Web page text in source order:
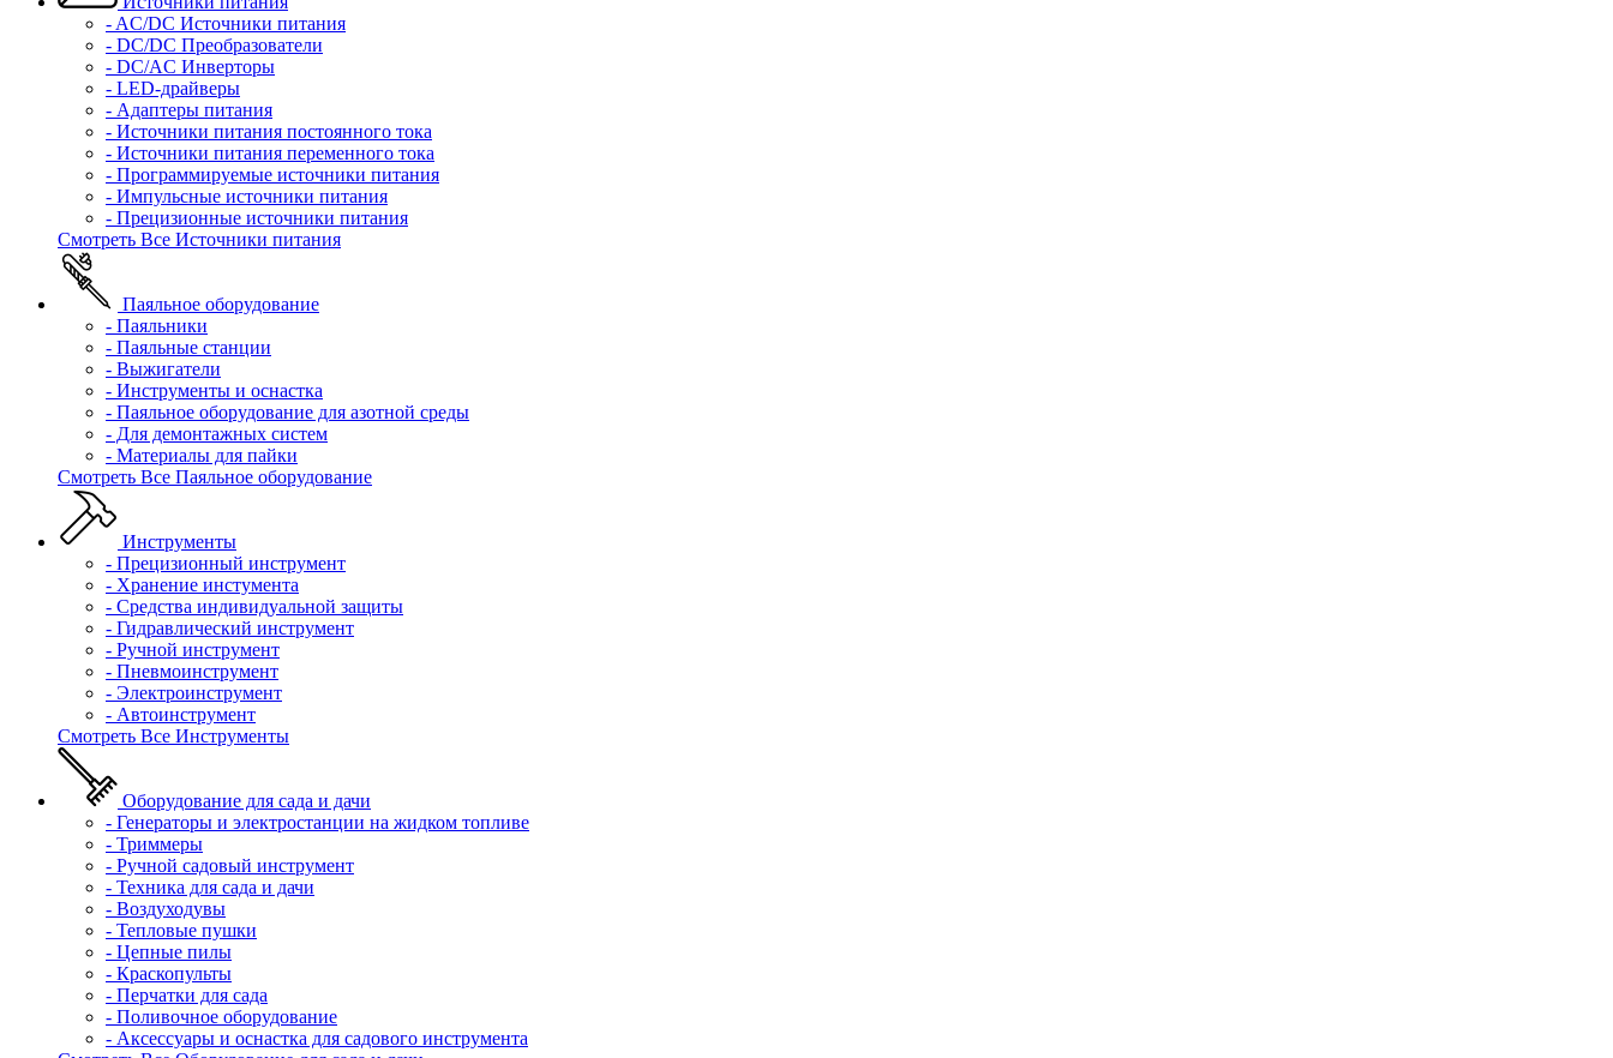
- AC/DC Источники питания
- DC/DC Преобразователи
- DC/AC Инверторы
- LED-драйверы
- Адаптеры питания
- Источники питания постоянного тока
- Источники питания переменного тока
- Программируемые источники питания
- Импульсные источники питания
- Прецизионные источники питания
Смотреть Все Источники питания
Паяльное оборудование
- Паяльники
- Паяльные станции
- Выжигатели
- Инструменты и оснастка
- Паяльное оборудование для азотной среды
- Для демонтажных систем
- Материалы для пайки
Смотреть Все Паяльное оборудование
Инструменты
- Прецизионный инструмент
- Хранение инстумента
- Средства индивидуальной защиты
- Гидравлический инструмент
- Ручной инструмент
- Пневмоинструмент
- Электроинструмент
- Автоинструмент
Смотреть Все Инструменты
Оборудование для сада и дачи
- Генераторы и электростанции на жидком топливе
- Триммеры
- Ручной садовый инструмент
- Техника для сада и дачи
- Воздуходувы
- Тепловые пушки
- Цепные пилы
- Краскопульты
- Перчатки для сада
- Поливочное оборудование
- Аксессуары и оснастка для садового инструмента